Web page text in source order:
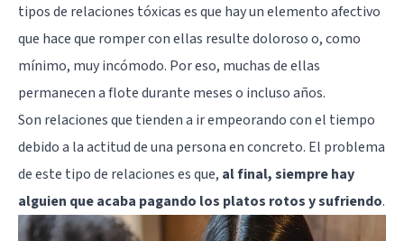
tipos de relaciones tóxicas es que hay un elemento afectivo
que hace que romper con ellas resulte doloroso o, como
mínimo, muy incómodo. Por eso, muchas de ellas
permanecen a flote durante meses o incluso años.
Son relaciones que tienden a ir empeorando con el tiempo
debido a la actitud de una persona en concreto. El problema
de este tipo de relaciones es que, al final, siempre hay
alguien que acaba pagando los platos rotos y sufriendo.